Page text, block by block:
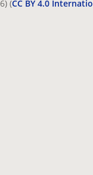
(CC BY 4.0